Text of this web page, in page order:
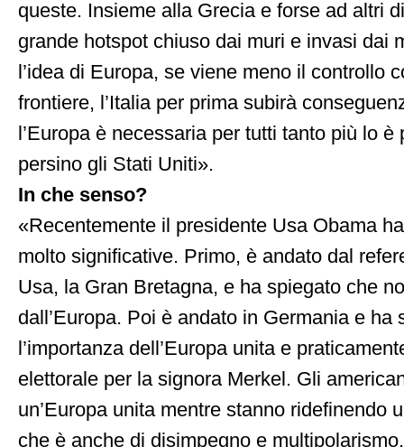
queste. Insieme alla Grecia e forse ad altri
grande hotspot chiuso dai muri e invasi dai
l’idea di Europa, se viene meno il controllo
frontiere, l’Italia per prima subirà
l’Europa è necessaria per tutti tanto più lo
persino gli Stati Uniti».
In che senso?
«Recentemente il presidente Usa Obama
molto significative. Primo, è andato dal
Usa, la Gran Bretagna, e ha spiegato che
dall’Europa. Poi è andato in Germania e ha
l’importanza dell’Europa unita e
elettorale per la signora Merkel. Gli
un’Europa unita mentre stanno ridefinendo
che è anche di disimpegno e